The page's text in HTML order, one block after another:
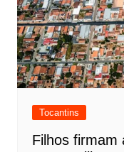
Tocantins
Filhos firmam